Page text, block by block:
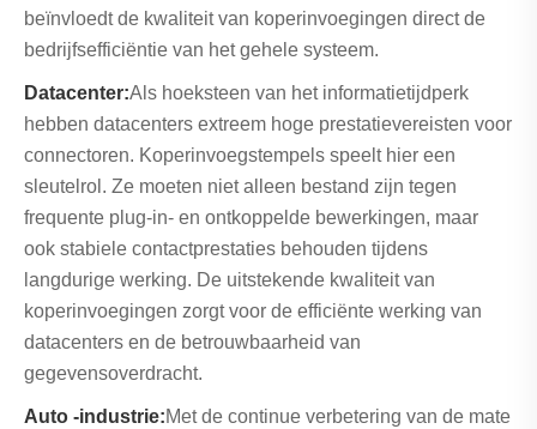
beïnvloedt de kwaliteit van koperinvoegingen direct de
bedrijfsefficiëntie van het gehele systeem.
Datacenter:Als hoeksteen van het informatietijdperk
hebben datacenters extreem hoge prestatievereisten voor
connectoren. Koperinvoegstempels speelt hier een
sleutelrol. Ze moeten niet alleen bestand zijn tegen
frequente plug-in- en ontkoppelde bewerkingen, maar
ook stabiele contactprestaties behouden tijdens
langdurige werking. De uitstekende kwaliteit van
koperinvoegingen zorgt voor de efficiënte werking van
datacenters en de betrouwbaarheid van
gegevensoverdracht.
Auto -industrie:Met de continue verbetering van de mate